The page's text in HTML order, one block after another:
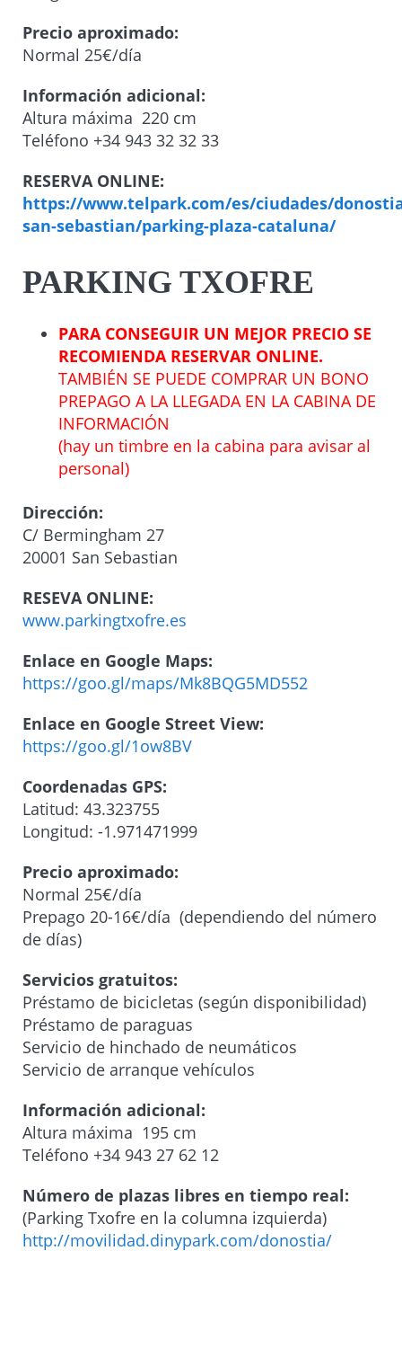
Precio aproximado:
Normal 25€/día
Información adicional:
Altura máxima 220 cm
Teléfono +34 943 32 32 33
RESERVA ONLINE:
https://www.telpark.com/es/ciudades/
san-sebastian/parking-plaza-cataluna/
PARKING TXOFRE
PARA CONSEGUIR UN MEJOR PRECIO SE
RECOMIENDA RESERVAR ONLINE.
TAMBIÉN SE PUEDE COMPRAR UN BONO
PREPAGO A LA LLEGADA EN LA CABINA DE
INFORMACIÓN
(hay un timbre en la cabina para avisar al
personal)
Dirección:
C/ Bermingham 27
20001 San Sebastian
RESEVA ONLINE:
www.parkingtxofre.es
Enlace en Google Maps:
https://goo.gl/maps/Mk8BQG5MD552
Enlace en Google Street View:
https://goo.gl/1ow8BV
Coordenadas GPS:
Latitud: 43.323755
Longitud: -1.971471999
Precio aproximado:
Normal 25€/día
Prepago 20-16€/día (dependiendo del número
de días)
Servicios gratuitos:
Préstamo de bicicletas (según disponibilidad)
Préstamo de paraguas
Servicio de hinchado de neumáticos
Servicio de arranque vehículos
Información adicional:
Altura máxima 195 cm
Teléfono +34 943 27 62 12
Número de plazas libres en tiempo real:
(Parking Txofre en la columna izquierda)
http://movilidad.dinypark.com/donostia/